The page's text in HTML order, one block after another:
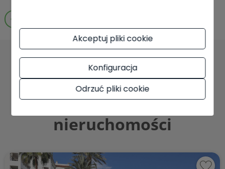
Mogą Państwo
również polubić te
nieruchomości
Akceptuj pliki cookie
Konfiguracja
Odrzuć pliki cookie